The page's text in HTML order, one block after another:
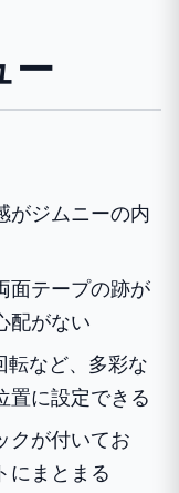
ー
がジムニーの内
面テープの跡が
配がない
など、多彩な
置に設定できる
クが付いてお
にまとまる